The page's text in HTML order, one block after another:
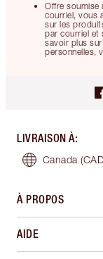
Offre soumise
courriel, vous
sur les
par courriel et
savoir plus
personnelles,
LIVRAISON À:
Canada
À PROPOS
AIDE